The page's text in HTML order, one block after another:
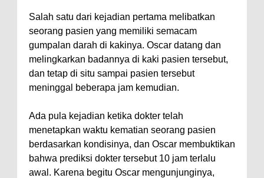
Salah satu dari kejadian pertama melibatkan
seorang pasien yang memiliki semacam
gumpalan darah di kakinya. Oscar datang dan
melingkarkan badannya di kaki pasien tersebut,
dan tetap di situ sampai pasien tersebut
meninggal beberapa jam kemudian.
Ada pula kejadian ketika dokter telah
menetapkan waktu kematian seorang pasien
berdasarkan kondisinya, dan Oscar membuktikan
bahwa prediksi dokter tersebut 10 jam terlalu
awal. Karena begitu Oscar mengunjunginya,